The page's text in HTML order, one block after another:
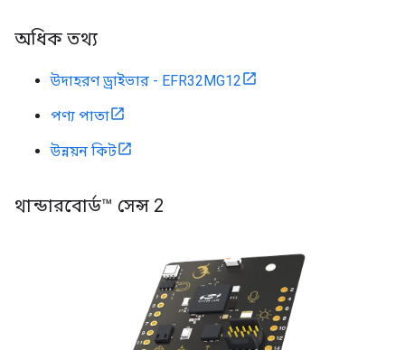
অধিক তথ্য
উদাহরণ ড্রাইভার - EFR32MG12
পণ্য পাতা
উন্নয়ন কিট
থান্ডারবোর্ড™ সেন্স 2